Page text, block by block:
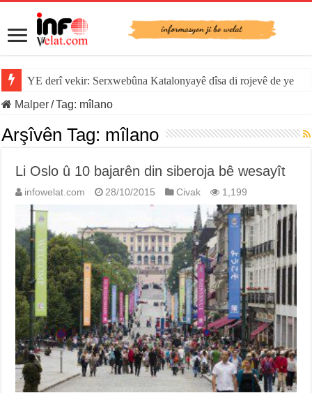
YE derî vekir: Serxwebûna Katalonyayê dîsa di rojevê de ye
Malper/Tag: mîlano
Arşîvên Tag: mîlano
Li Oslo û 10 bajarên din siberoja bê wesayît
infowelat.com 28/10/2015 Civak 1,199